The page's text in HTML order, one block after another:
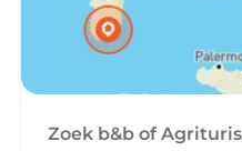
Zoek b&b of